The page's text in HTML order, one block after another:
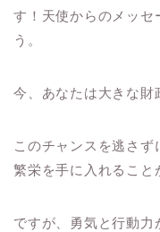
す！天使からのメッセ
う。
今、あなたは大きな財
このチャンスを逃さず
繁栄を手に入れること
ですが、勇気と行動力